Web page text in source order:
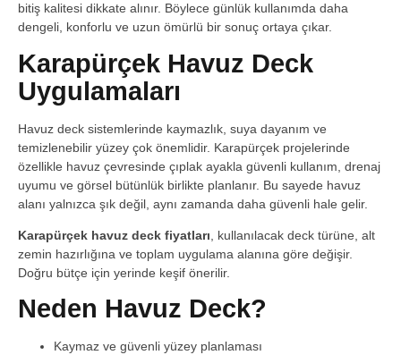
bitiş kalitesi dikkate alınır. Böylece günlük kullanımda daha
dengeli, konforlu ve uzun ömürlü bir sonuç ortaya çıkar.
Karapürçek Havuz Deck
Uygulamaları
Havuz deck sistemlerinde kaymazlık, suya dayanım ve
temizlenebilir yüzey çok önemlidir. Karapürçek projelerinde
özellikle havuz çevresinde çıplak ayakla güvenli kullanım, drenaj
uyumu ve görsel bütünlük birlikte planlanır. Bu sayede havuz
alanı yalnızca şık değil, aynı zamanda daha güvenli hale gelir.
Karapürçek havuz deck fiyatları , kullanılacak deck türüne, alt
zemin hazırlığına ve toplam uygulama alanına göre değişir.
Doğru bütçe için yerinde keşif önerilir.
Neden Havuz Deck?
Kaymaz ve güvenli yüzey planlaması